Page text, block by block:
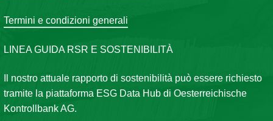
Termini e condizioni generali
LINEA GUIDA RSR E SOSTENIBILITÀ
Il nostro attuale rapporto di sostenibilità può essere richiesto
tramite la piattaforma ESG Data Hub di Oesterreichische
Kontrollbank AG.